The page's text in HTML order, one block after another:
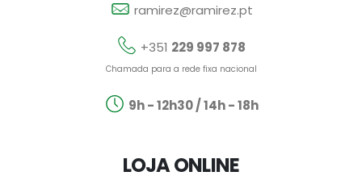
ramirez@ramirez.pt
+351 229 997 878
Chamada para a rede fixa nacional
9h - 12h30 / 14h - 18h
LOJA ONLINE